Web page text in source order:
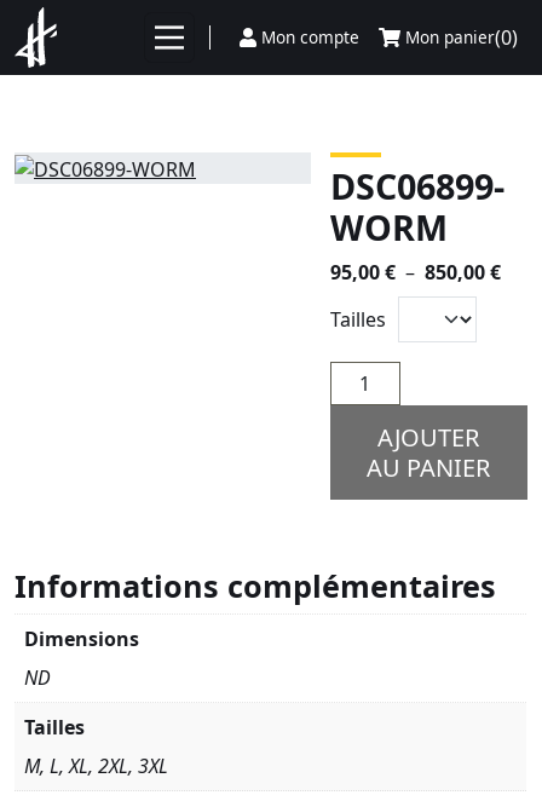
Aller au contenu
Mon compte Mon panier(0)
DSC06899-
WORM
95,00€ – 850,00€
Tailles
quantité
de
DSC06899-
WORM
AJOUTER
AU PANIER
Informations complémentaires
Dimensions
ND
Tailles
M, L, XL, 2XL, 3XL